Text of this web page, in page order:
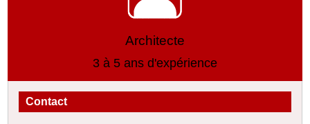
Architecte
3 à 5 ans d'expérience
Contact